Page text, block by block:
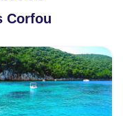
Corfou